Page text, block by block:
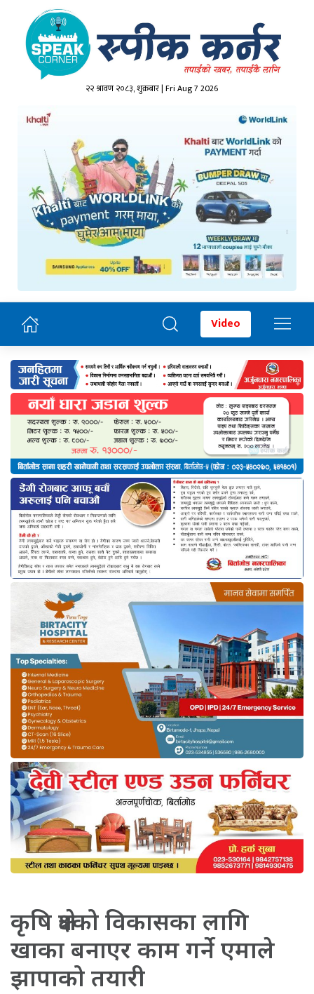
२२ श्रावण २०८३, शुक्रबार | Fri Aug 7 2026
Video
कृषि क्षेत्रको विकासका लागि
खाका बनाएर काम गर्ने एमाले
झापाको तयारी